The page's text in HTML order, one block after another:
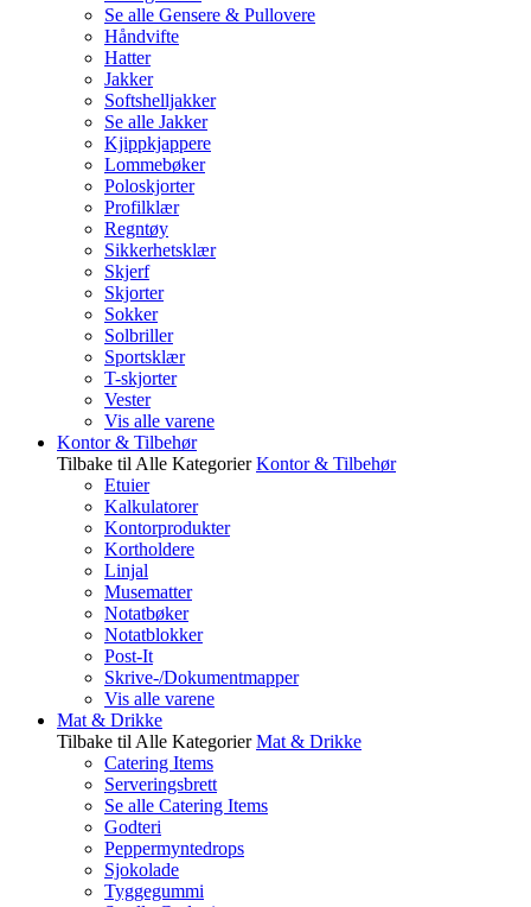
Se alle Gensere & Pullovere
Håndvifte
Hatter
Jakker
Softshelljakker
Se alle Jakker
Kjippkjappere
Lommebøker
Poloskjorter
Profilklær
Regntøy
Sikkerhetsklær
Skjerf
Skjorter
Sokker
Solbriller
Sportsklær
T-skjorter
Vester
Vis alle varene
Kontor & Tilbehør
Tilbake til Alle Kategorier Kontor & Tilbehør
Etuier
Kalkulatorer
Kontorprodukter
Kortholdere
Linjal
Musematter
Notatbøker
Notatblokker
Post-It
Skrive-/Dokumentmapper
Vis alle varene
Mat & Drikke
Tilbake til Alle Kategorier Mat & Drikke
Catering Items
Serveringsbrett
Se alle Catering Items
Godteri
Peppermyntedrops
Sjokolade
Tyggegummi